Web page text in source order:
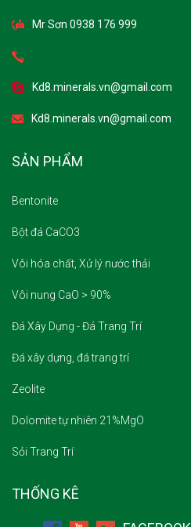
Mr Sơn 0938 176 999
Kd8.minerals.vn@gmail.com
Kd8.minerals.vn@gmail.com
SẢN PHẨM
Bentonite
Bột đá CaCO3
Vôi hóa chất, Xử lý nước thải
Vôi nung CaO > 90%
Đá Xây Dựng - Đá Trang Trí
Đá xây dựng, đá trang trí
Zeolite
Dolomite tự nhiên 21%MgO
Sỏi Trang Trí
THỐNG KÊ